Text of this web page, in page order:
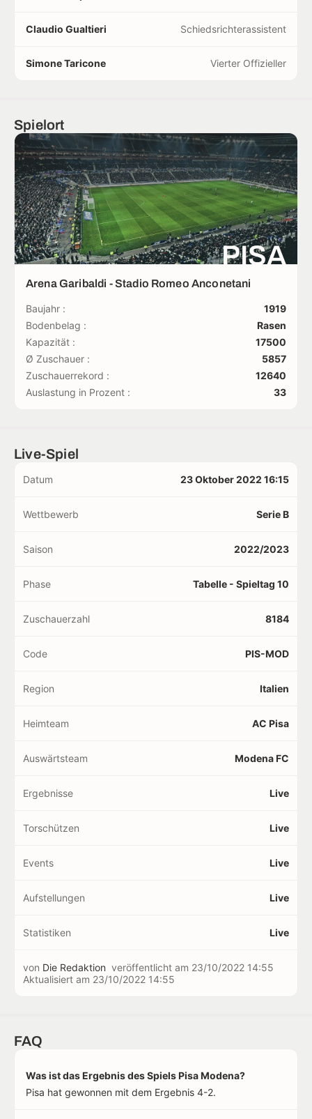
Claudio Gualtieri Schiedsrichterassistent
Simone Taricone Vierter Offizieller
Spielort
PISA
Arena Garibaldi - Stadio Romeo Anconetani
Baujahr :
1919
Bodenbelag :
Rasen
Kapazität :
17500
Ø Zuschauer :
5857
Zuschauerrekord :
12640
Auslastung in Prozent :
33
Live-Spiel
Datum 23 Oktober 2022 16:15
Wettbewerb Serie B
Saison 2022/2023
Phase Tabelle - Spieltag 10
Zuschauerzahl 8184
Code PIS-MOD
Region Italien
Heimteam AC Pisa
Auswärtsteam Modena FC
Ergebnisse Live
Torschützen Live
Events Live
Aufstellungen Live
Statistiken Live
von Die Redaktion veröffentlicht am 23/10/2022 14:55
Aktualisiert am 23/10/2022 14:55
FAQ
Was ist das Ergebnis des Spiels Pisa Modena?
Pisa hat gewonnen mit dem Ergebnis 4-2.